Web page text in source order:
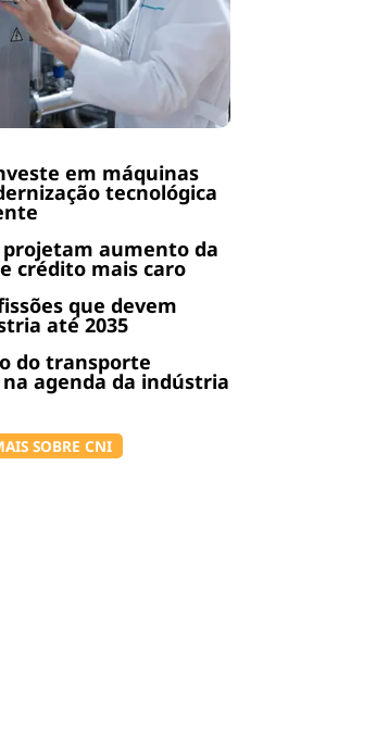
em máquinas
tecnológica
aumento da
crédito mais caro
que devem
até 2035
do transporte
agenda da indústria
SOBRE CNI